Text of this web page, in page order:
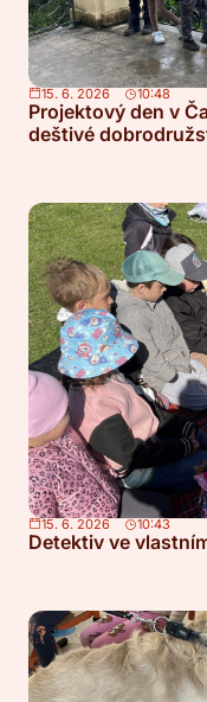
15. 6. 2026 10:48
Projektový den v
deštivé
15. 6. 2026 10:43
Detektiv ve